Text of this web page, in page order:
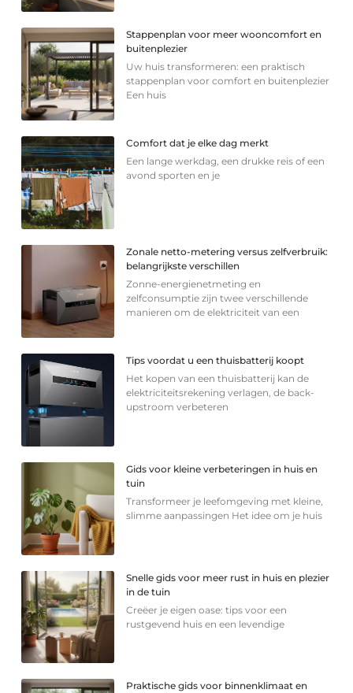
Stappenplan voor meer wooncomfort en
buitenplezier
Uw huis transformeren: een praktisch
stappenplan voor comfort en buitenplezier
Een huis
Comfort dat je elke dag merkt
Een lange werkdag, een drukke reis of een
avond sporten en je
Zonale netto-metering versus zelfverbruik:
belangrijkste verschillen
Zonne-energienetmeting en
zelfconsumptie zijn twee verschillende
manieren om de elektriciteit van een
Tips voordat u een thuisbatterij koopt
Het kopen van een thuisbatterij kan de
elektriciteitsrekening verlagen, de back-
upstroom verbeteren
Gids voor kleine verbeteringen in huis en
tuin
Transformeer je leefomgeving met kleine,
slimme aanpassingen Het idee om je huis
Snelle gids voor meer rust in huis en plezier
in de tuin
Creëer je eigen oase: tips voor een
rustgevend huis en een levendige
Praktische gids voor binnenklimaat en